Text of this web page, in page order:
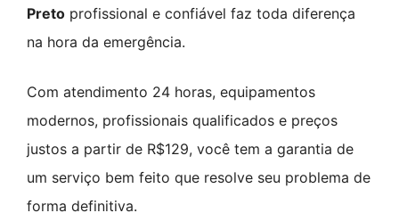
Preto profissional e confiável faz toda diferença
na hora da emergência.
Com atendimento 24 horas, equipamentos
modernos, profissionais qualificados e preços
justos a partir de R$129, você tem a garantia de
um serviço bem feito que resolve seu problema de
forma definitiva.